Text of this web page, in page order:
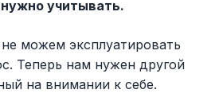
учитывать.
можем эксплуатировать
Теперь нам нужен другой
на внимании к себе.